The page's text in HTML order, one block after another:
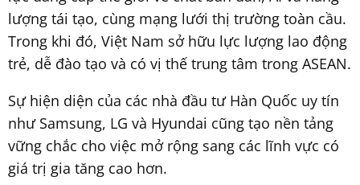
lượng tái tạo, cùng mạng lưới thị trường toàn cầu.
Trong khi đó, Việt Nam sở hữu lực lượng lao động
trẻ, dễ đào tạo và có vị thế trung tâm trong ASEAN.
Sự hiện diện của các nhà đầu tư Hàn Quốc uy tín
như Samsung, LG và Hyundai cũng tạo nền tảng
vững chắc cho việc mở rộng sang các lĩnh vực có
giá trị gia tăng cao hơn.